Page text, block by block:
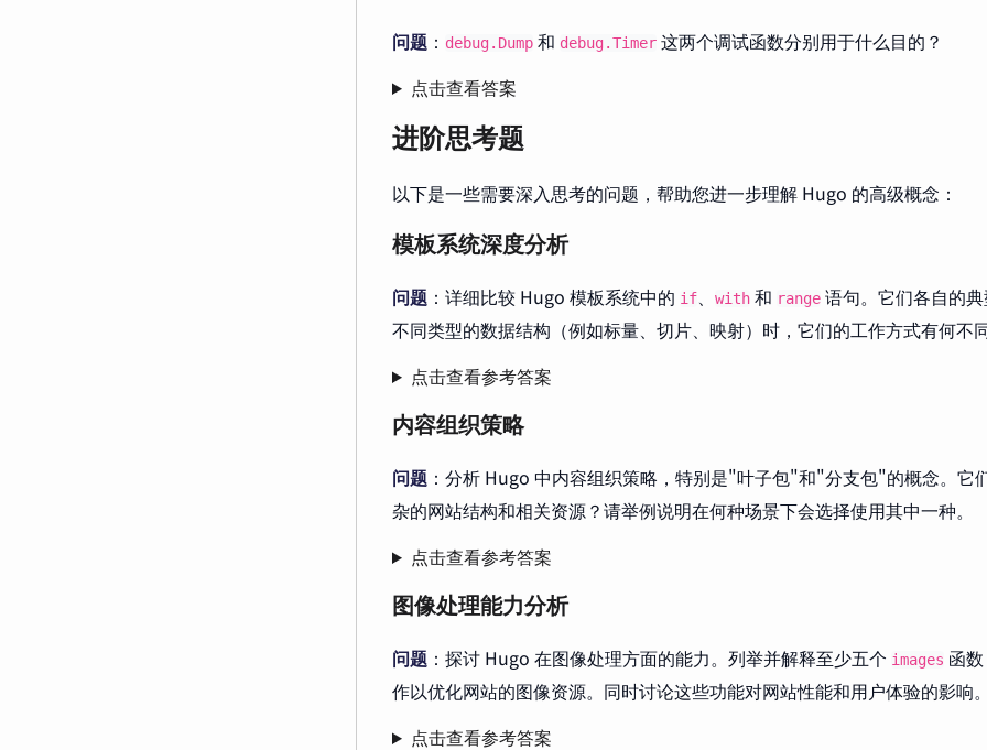
问题 ： debug.Dump 和 debug.Timer 这两个调试函数分别用于什么目的？
点击查看答案
进阶思考题
以下是一些需要深入思考的问题，帮助您进一步理解 Hugo 的高级概念：
模板系统深度分析
问题 ：详细比较 Hugo 模板系统中的 if、 with 和 range 语句。它们各自的
不同类型的数据结构（例如标量、切片、映射）时，它们的工作方式有何不
点击查看参考答案
内容组织策略
问题 ：分析 Hugo 中内容组织策略，特别是"叶子包"和"分支包"的概念。它
杂的网站结构和相关资源？请举例说明在何种场景下会选择使用其中一种。
点击查看参考答案
图像处理能力分析
问题 ：探讨 Hugo 在图像处理方面的能力。列举并解释至少五个 images 函
作以优化网站的图像资源。同时讨论这些功能对网站性能和用户体验的影响
点击查看参考答案